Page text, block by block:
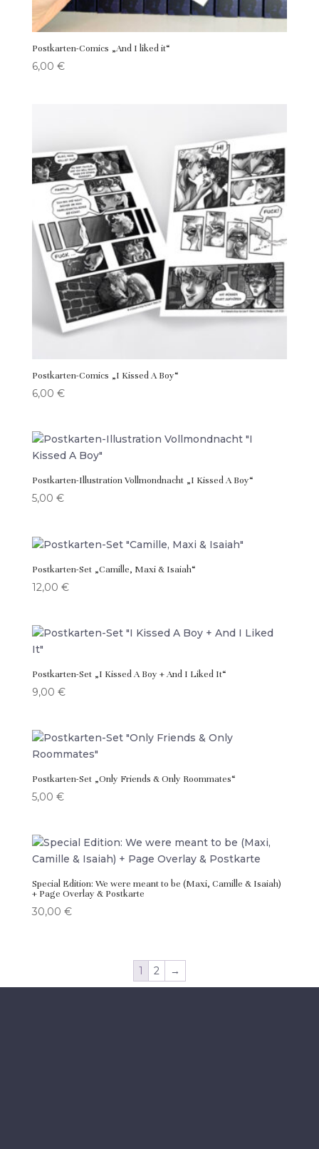
Postkarten-Comics „And I liked it“
6,00 €
Postkarten-Comics „I Kissed A Boy“
6,00 €
Postkarten-Illustration Vollmondnacht „I Kissed A Boy“
5,00 €
Postkarten-Set „Camille, Maxi & Isaiah“
12,00 €
Postkarten-Set „I Kissed A Boy + And I Liked It“
9,00 €
Postkarten-Set „Only Friends & Only Roommates“
5,00 €
Special Edition: We were meant to be (Maxi, Camille & Isaiah)
+ Page Overlay & Postkarte
30,00 €
1 2 →